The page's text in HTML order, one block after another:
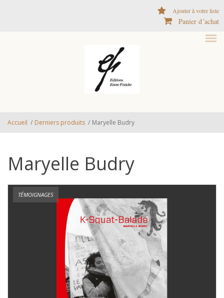
Ajouter à votre liste
Panier d´achat
Accueil / Derniers produits / Maryelle Budry
Maryelle Budry
TÉMOIGNAGES